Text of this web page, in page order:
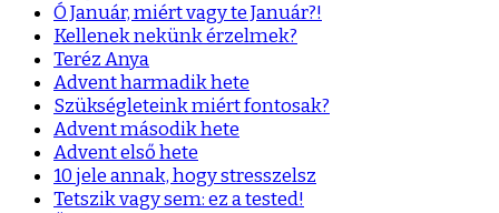
Ó Január, miért vagy te Január?!
Kellenek nekünk érzelmek?
Teréz Anya
Advent harmadik hete
Szükségleteink miért fontosak?
Advent második hete
Advent első hete
10 jele annak, hogy stresszelsz
Tetszik vagy sem: ez a tested!